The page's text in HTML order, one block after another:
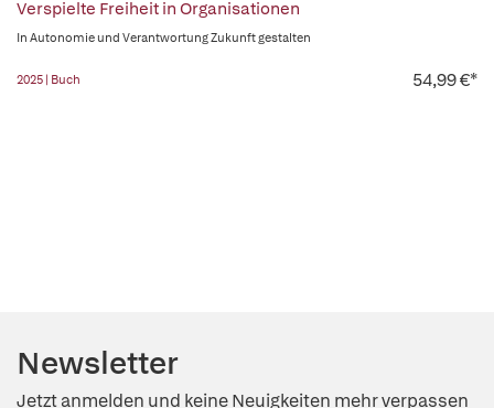
Verspielte Freiheit in Organisationen
In Autonomie und Verantwortung Zukunft gestalten
2025 | Buch 54,99 €*
Newsletter
Jetzt anmelden und keine Neuigkeiten mehr verpassen